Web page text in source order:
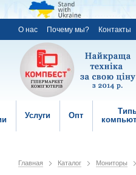
О нас Почему мы? Контакты
Услуги Опт
Главная Каталог Мониторы